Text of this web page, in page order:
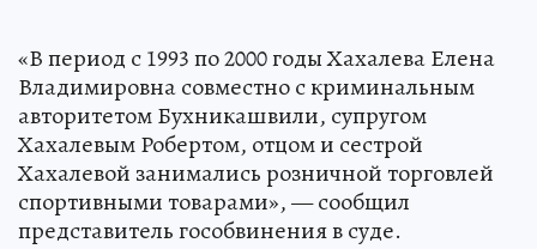
«В период с 1993 по 2000 годы Хахалева Елена
Владимировна совместно с криминальным
авторитетом Бухникашвили, супругом
Хахалевым Робертом, отцом и сестрой
Хахалевой занимались розничной торговлей
спортивными товарами», — сообщил
представитель гособвинения в суде.